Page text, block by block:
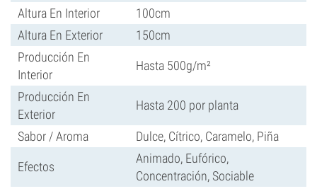
Altura En Interior
100cm
Altura En Exterior
150cm
Producción En
Interior
Hasta 500g/m²
Producción En
Exterior
Hasta 200 por planta
Sabor / Aroma Dulce, Cítrico, Caramelo, Piña
Efectos
Animado, Eufórico,
Concentración, Sociable